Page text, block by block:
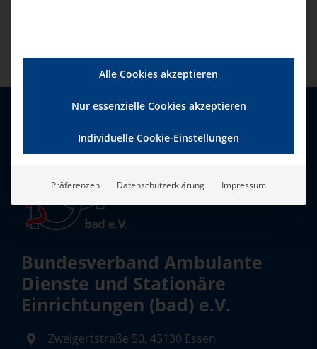
Bundesverband Ambulante
Dienste und Stationäre
Einrichtungen (bad) e.V.
Zweigertstraße 50, 45130 Essen
Alle Cookies akzeptieren
Nur essenzielle Cookies akzeptieren
Individuelle Cookie-Einstellungen
Präferenzen Datenschutzerklärung Impressum